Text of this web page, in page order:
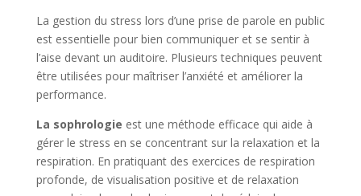
La gestion du stress lors d’une prise de parole en public
est essentielle pour bien communiquer et se sentir à
l’aise devant un auditoire. Plusieurs techniques peuvent
être utilisées pour maîtriser l’anxiété et améliorer la
performance.
La sophrologie est une méthode efficace qui aide à
gérer le stress en se concentrant sur la relaxation et la
respiration. En pratiquant des exercices de respiration
profonde, de visualisation positive et de relaxation